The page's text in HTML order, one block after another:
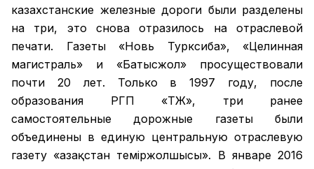
казахстанские железные дороги были разделены
на три, это снова отразилось на отраслевой
печати. Газеты «Новь Турксиба», «Целинная
магистраль» и «Батысжол» просуществовали
почти 20 лет. Только в 1997 году, после
образования РГП «ҚТЖ», три ранее
самостоятельные дорожные газеты были
объединены в единую центральную отраслевую
газету «Қазақстан темiржолшысы». В январе 2016